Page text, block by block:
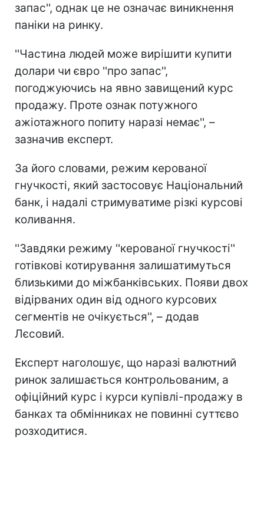
запас'', однак це не означає виникнення
паніки на ринку.
''Частина людей може вирішити купити
долари чи євро ''про запас'',
погоджуючись на явно завищений курс
продажу. Проте ознак потужного
ажіотажного попиту наразі немає'', –
зазначив експерт.
За його словами, режим керованої
гнучкості, який застосовує Національний
банк, і надалі стримуватиме різкі курсові
коливання.
''Завдяки режиму ''керованої гнучкості''
готівкові котирування залишатимуться
близькими до міжбанківських. Появи двох
відірваних один від одного курсових
сегментів не очікується'', – додав
Лєсовий.
Експерт наголошує, що наразі валютний
ринок залишається контрольованим, а
офіційний курс і курси купівлі-продажу в
банках та обмінниках не повинні суттєво
розходитися.